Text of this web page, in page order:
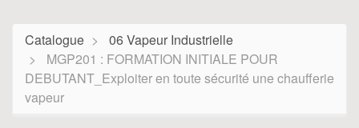
Catalogue
06 Vapeur Industrielle
MGP201 : FORMATION INITIALE POUR
DEBUTANT_Exploiter en toute sécurité une chaufferie
vapeur